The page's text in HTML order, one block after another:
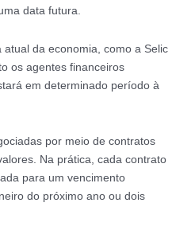
data futura.
da economia, como a Selic
os agentes financeiros
em determinado período à
por meio de contratos
Na prática, cada contrato
para um vencimento
do próximo ano ou dois